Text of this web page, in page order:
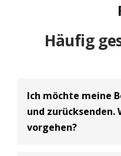
Häufig
Ich möchte meine
und zurücksenden.
vorgehen?